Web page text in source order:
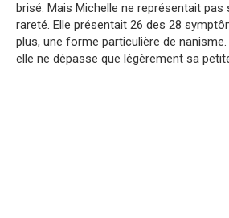
brisé. Mais Michelle ne représentait
rareté. Elle présentait 26 des 28
plus, une forme particulière de nanisme.
elle ne dépasse que légèrement sa